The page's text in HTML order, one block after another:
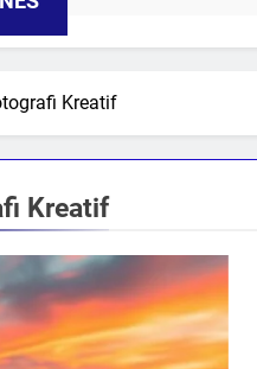
Kreatif
Kreatif